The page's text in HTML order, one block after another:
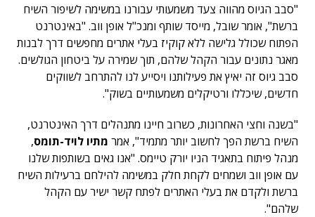
"סבב הגיוס מהווה צעד משמעותי עבורנו במשימה לשיפור השיח
ברשת", אומר שובל, מייסד שותף ומנכ"ל אופן ווב. "באינטרנט
הפתוח שכולל גלישה ללא קוקיז בעלי אתרים מחפשים דרך לבנות
מאגר נתונים עבור הקהל שלהם, תוך שמירה על ביטחון הגולשים.
סבב גיוס זה יאיץ את פעילותנו ויסייע לנו להתרחב לשווקים
חדשים, שיכללו ורטיקלים משמעותיים בשוק".
"בשנה וחצי האחרונות, כשרוב חיינו מתנהלים דרך האינטרנט,
השיח ברשת הפך לחשוב יותר מתמיד", אמר מתיו לויד-תומס,
מנהל פיתוח בתאגיד הניו יורק טיימס. "אנו גאים בשותפות שלנו
עם אופן ווב ושמחים לקחת חלק במשימה להילחם ברעילות השיח
ברשת ולקדם את בעלי האתרים לפתח קשר ישיר עם הקהל
שלהם".